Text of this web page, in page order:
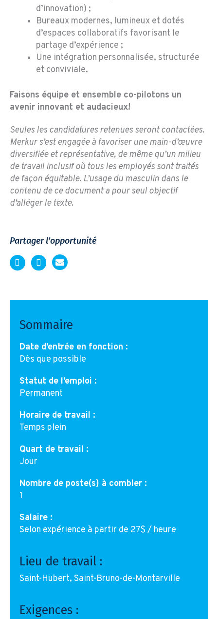
d’innovation) ;
Bureaux modernes, lumineux et dotés
d’espaces collaboratifs favorisant le
partage d’expérience ;
Une intégration personnalisée, structurée
et conviviale.
Faisons équipe et ensemble co-pilotons un
avenir innovant et audacieux!
Seules les candidatures retenues seront contactées.
Merkur s’est engagée à favoriser une main-d’œuvre
diversifiée et représentative, de même qu’un milieu
de travail inclusif où tous les employés sont traités
de façon équitable. L’usage du masculin dans le
contenu de ce document a pour seul objectif
d’alléger le texte.
Partager l’opportunité
Sommaire
Date d’entrée en fonction :
Dès que possible
Statut de l’emploi :
Permanent
Horaire de travail :
Temps plein
Quart de travail :
Jour
Nombre de poste(s) à combler :
1
Salaire :
Selon expérience à partir de 27$ / heure
Lieu de travail :
Saint-Hubert, Saint-Bruno-de-Montarville
Exigences :